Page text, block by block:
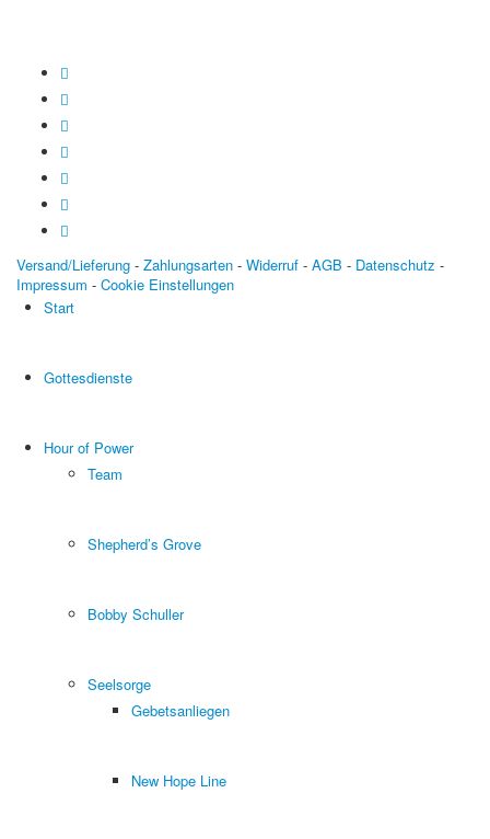
Versand/Lieferung - Zahlungsarten - Widerruf - AGB - Datenschutz -
Impressum - Cookie Einstellungen
Start
Gottesdienste
Hour of Power
Team
Shepherd’s Grove
Bobby Schuller
Seelsorge
Gebetsanliegen
New Hope Line